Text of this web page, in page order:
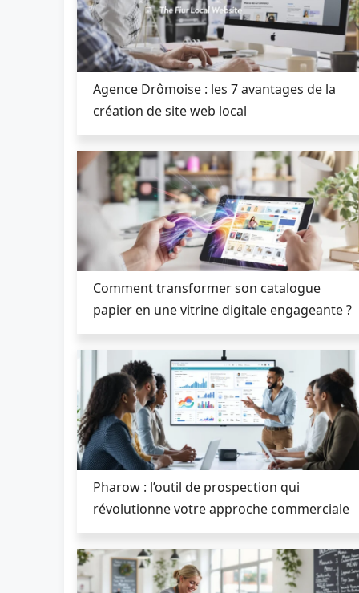
Agence Drômoise : les 7 avantages de la
création de site web local
Comment transformer son catalogue
papier en une vitrine digitale engageante ?
Pharow : l’outil de prospection qui
révolutionne votre approche commerciale